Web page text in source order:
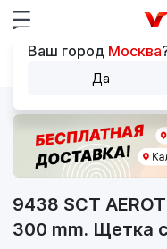
9438 SCT
300 mm. Щетка
Ваш город Москва
Да